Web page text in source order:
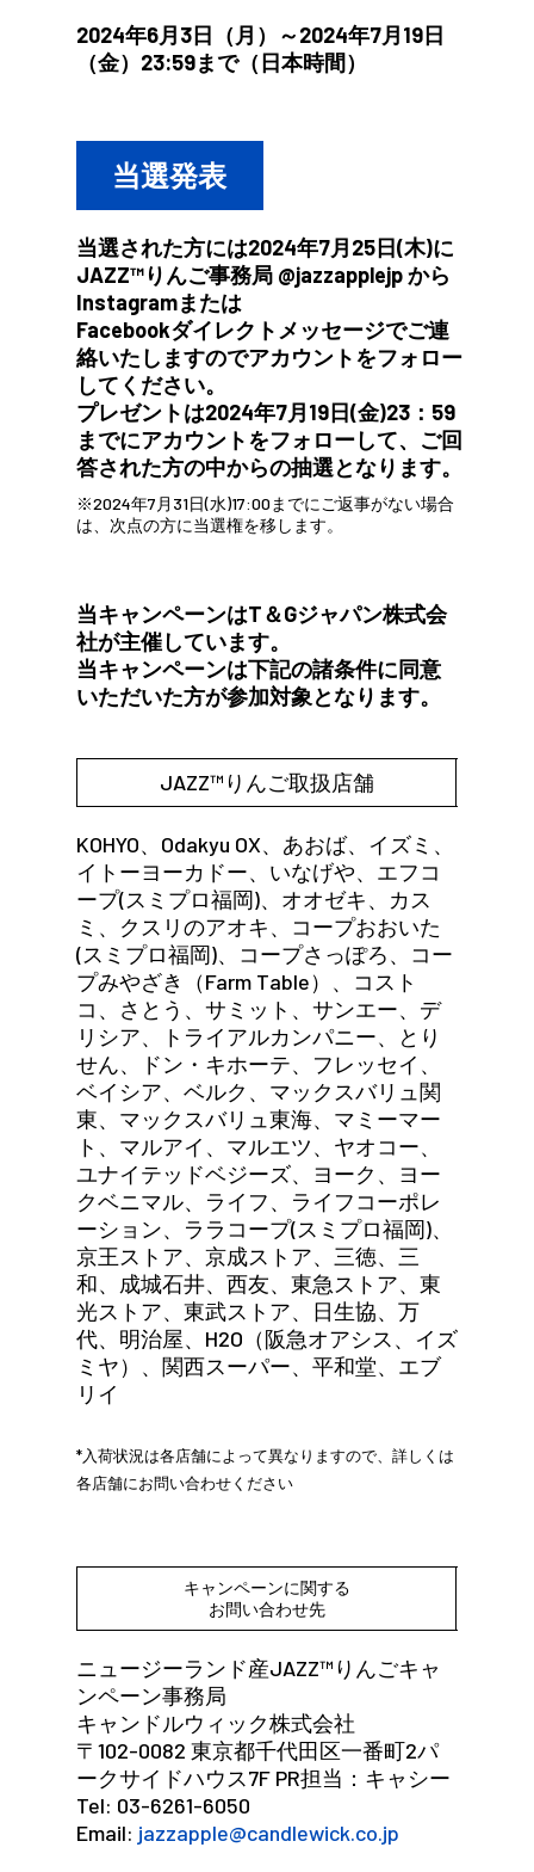
2024年6月3日（月）～2024年7月19日
（金）23:59まで（日本時間）
当選発表
当選された方には2024年7月25日(木)に
JAZZ™りんご事務局 @jazzapplejp から
Instagramまたは
Facebookダイレクトメッセージでご連
絡いたしますのでアカウントをフォロー
してください。
プレゼントは2024年7月19日(金)23：59
までにアカウントをフォローして、ご回
答された方の中からの抽選となります。
※2024年7月31日(水)17:00までにご返事がない場合
は、次点の方に当選権を移します。
当キャンペーンはT＆Gジャパン株式会
社が主催しています。
当キャンペーンは下記の諸条件に同意
いただいた方が参加対象となります。
JAZZ™りんご取扱店舗
KOHYO、Odakyu OX、あおば、イズミ、
イトーヨーカドー、いなげや、エフコ
ープ(スミプロ福岡)、オオゼキ、カス
ミ、クスリのアオキ、コープおおいた
(スミプロ福岡)、コープさっぽろ、コー
プみやざき（Farm Table）、コスト
コ、さとう、サミット、サンエー、デ
リシア、トライアルカンパニー、とり
せん、ドン・キホーテ、フレッセイ、
ベイシア、ベルク、マックスバリュ関
東、マックスバリュ東海、マミーマー
ト、マルアイ、マルエツ、ヤオコー、
ユナイテッドベジーズ、ヨーク、ヨー
クベニマル、ライフ、ライフコーポレ
ーション、ララコープ(スミプロ福岡)、
京王ストア、京成ストア、三徳、三
和、成城石井、西友、東急ストア、東
光ストア、東武ストア、日生協、万
代、明治屋、H2O（阪急オアシス、イズ
ミヤ）、関西スーパー、平和堂、エブ
リイ
*入荷状況は各店舗によって異なりますので、詳しくは
各店舗にお問い合わせください
キャンペーンに関する
お問い合わせ先
ニュージーランド産JAZZ™りんごキャ
ンペーン事務局
キャンドルウィック株式会社
〒102-0082 東京都千代田区一番町2パ
ークサイドハウス7F PR担当：キャシー
Tel: 03-6261-6050
Email: jazzapple@candlewick.co.jp